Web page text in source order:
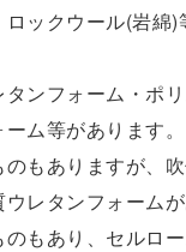
ックウール(岩綿)
ンフォーム・ポ
ム等があります。
もありますが、
レタンフォームが
もあり、セルロ